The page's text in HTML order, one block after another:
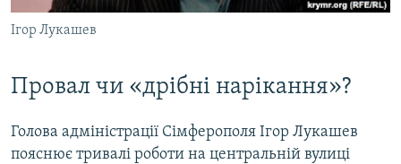
Ігор Лукашев
Провал чи «дрібні нарікання»?
Голова адміністрації Сімферополя Ігор Лукашев
пояснює тривалі роботи на центральній вулиці